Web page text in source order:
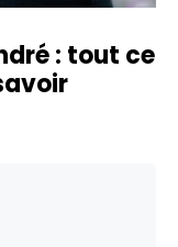
: tout ce